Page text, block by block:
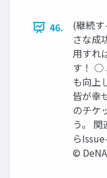
46.
(継続
さな成
用すれ
す！ ○
も向上
皆が幸
のチケ
う。
ら
©